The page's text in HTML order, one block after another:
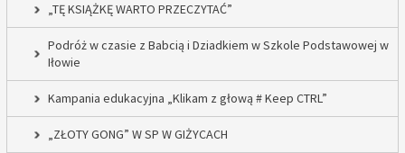
„TĘ KSIĄŻKĘ WARTO PRZECZYTAĆ”
Podróż w czasie z Babcią i Dziadkiem w Szkole Podstawowej w
Iłowie
Kampania edukacyjna „Klikam z głową # Keep CTRL”
„ZŁOTY GONG” W SP W GIŻYCACH